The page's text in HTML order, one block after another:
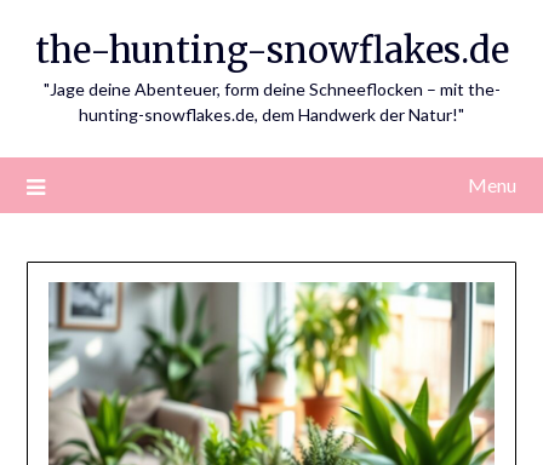
the-hunting-snowflakes.de
"Jage deine Abenteuer, form deine Schneeflocken – mit the-
hunting-snowflakes.de, dem Handwerk der Natur!"
Menu